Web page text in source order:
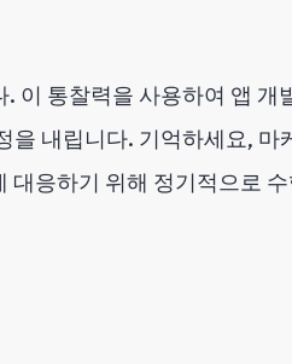
이 통찰력을 사용하여 앱 개
내립니다. 기억하세요, 마
응하기 위해 정기적으로